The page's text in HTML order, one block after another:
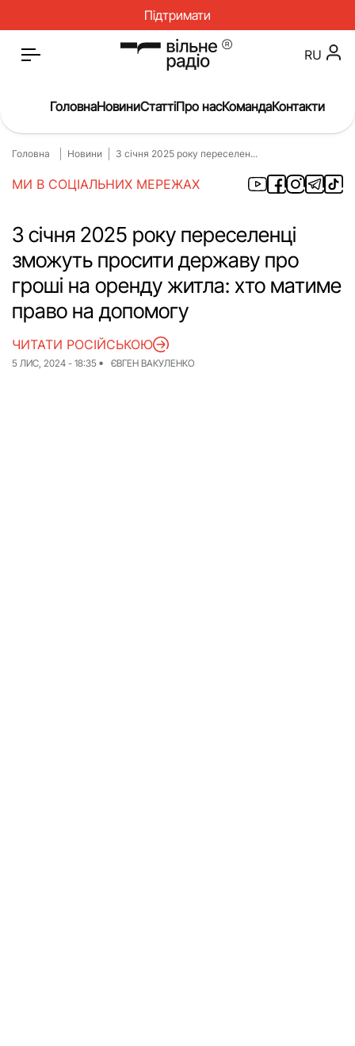
Підтримати
Головна
Новини
Окупація
Про нас
Війна
Гроші
Освіта
Інструкції
Медицина
ЖКГ
RU
ГоловнаНовиниСтаттіПро насКомандаКонтакти
Головна Новини З січня 2025 року переселен...
МИ В СОЦІАЛЬНИХ МЕРЕЖАХ
З січня 2025 року переселенці
зможуть просити державу про
гроші на оренду житла: хто матиме
право на допомогу
5 ЛИС, 2024 - 18:35 ЄВГЕН ВАКУЛЕНКО
ЧИТАТИ РОСІЙСЬКОЮ